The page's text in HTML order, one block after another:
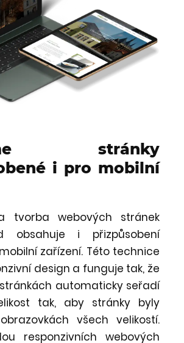
stránky
i pro mobilní
tvorba webových stránek
obsahuje i přizpůsobení
zařízení. Této technice
design a funguje tak, že
automaticky seřadí
tak, aby stránky byly
všech velikostí.
responzivních webových